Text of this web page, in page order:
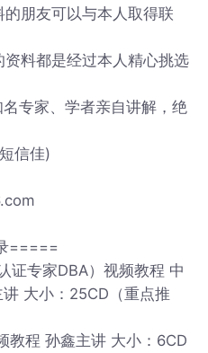
朋友可以与本人取得联
料都是经过本人精心挑选
专家、学者亲自讲解，绝
信佳)
=====
证专家DBA）视频教程 中
大小：25CD（重点推
教程 孙鑫主讲 大小：6CD